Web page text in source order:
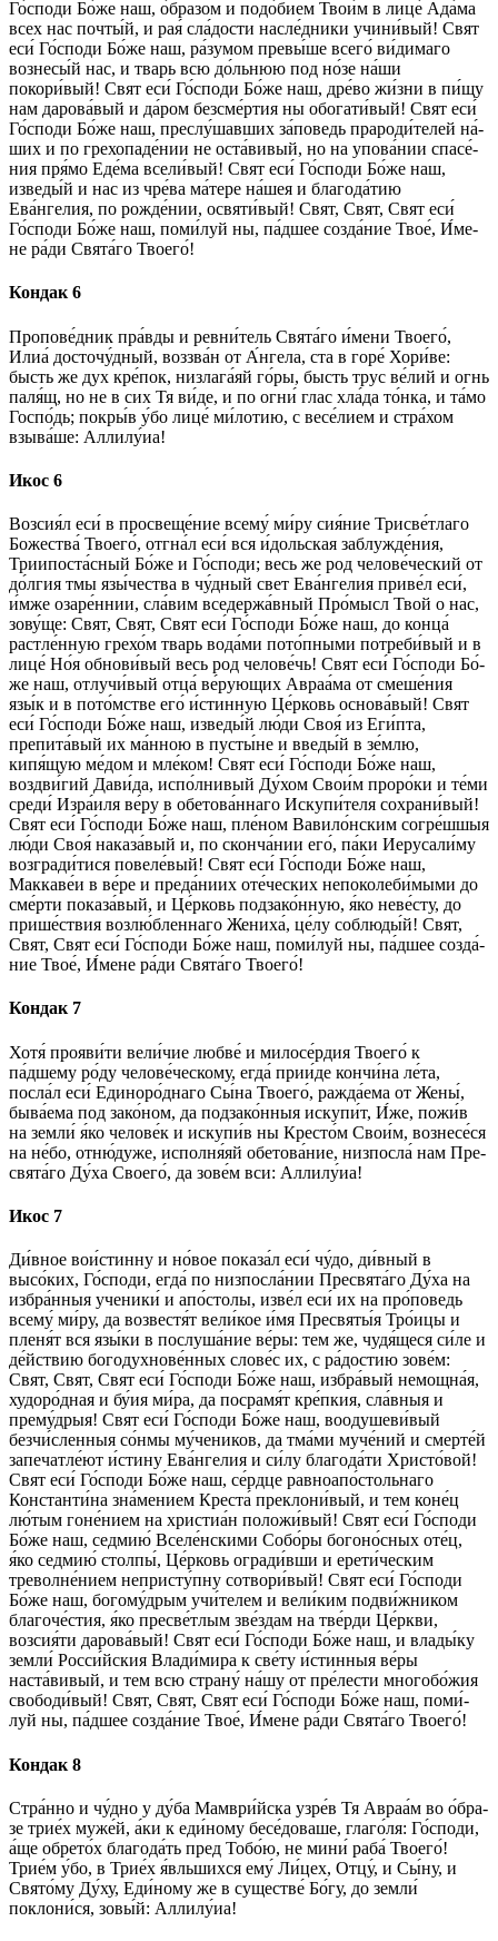
Го́с­по­ди Бо́­же наш, о́б­ра­зом и подо́бием Тво­и́м в лице́ Ада́ма
всех нас почты́й, и рая́ сла́дости на­сле́д­ни­ки учини́вый! Свят
еси́ Го́с­по­ди Бо́­же наш, ра́­зу­мом пре­вы́­ше всего́ ви́димаго
вознесы́й нас, и тварь всю до́льнюю под но́зе на́ши
покори́вый! Свят еси́ Го́с­по­ди Бо́­же наш, дре́­во жи́з­ни в пи́щу
нам да­ро­ва́­вый и да́ром без­сме́р­тия ны обогати́вый! Свят еси́
Го́с­по­ди Бо́­же наш, преслу́шавших за́поведь пра­ро­ди́­те­лей на́­
ших и по грехопаде́нии не оста́вивый, но на упова́нии спа­се́­
ния пря́­мо Еде́ма всели́вый! Свят еси́ Го́с­по­ди Бо́­же наш,
изведы́й и нас из чре́ва ма́­те­ре на́шея и бла­го­да́­тию
Ева́нгелия, по рожде́нии, освяти́вый! Свят, Свят, Свят еси́
Го́с­по­ди Бо́­же наш, по­ми́­луй ны, па́дшее со­зда́­ние Твое́, И́ме­
не ра́­ди Свя­та́­го Тво­его́!
Кондак 6
Про­по­ве́д­ник пра́в­ды и ревни́тель Свя­та́­го и́мени Тво­его́,
Илиа́ досточу́дный, воззва́н от А́н­ге­ла, ста в го­ре́ Хори́ве:
бысть же дух кре́пок, низлага́яй го́ры, бысть трус ве́­лий и огнь
паля́щ, но не в сих Тя ви́де, и по огни́ глас хла́да то́нка, и та́­мо
Гос­по́дь; покры́в у́бо лице́ ми́лотию, с ве­се́­ли­ем и стра́­хом
взыва́ше: Алли­лу́иа!
Икос 6
Возсия́л еси́ в про­све­ще́­ние все­му́ ми́­ру сия́ние Трисве́тлаго
Бо­же­ства́ Тво­его́, отгна́л еси́ вся и́дольская заблужде́ния,
Триипоста́сный Бо́­же и Го́с­по­ди; весь же род челове́ческий от
до́лгия тмы язы́чества в чу́д­ный свет Ева́нгелия приве́л еси́,
и́м­же озаре́ннии, сла́­вим вседержа́вный Про́мысл Твой о нас,
зо­ву́­ще: Свят, Свят, Свят еси́ Го́с­по­ди Бо́­же наш, до кон­ца́
растле́нную грехо́м тварь вода́ми пото́пными потреби́вый и в
лице́ Но́я обнови́вый весь род челове́чь! Свят еси́ Го́с­по­ди Бо́­
же наш, отлучи́вый от­ца́ ве́рующих Авраа́ма от смеше́ния
язы́к и в пото́мстве его́ и́стинную Це́р­ковь основа́вый! Свят
еси́ Го́с­по­ди Бо́­же наш, изведы́й лю́­ди Своя́ из Еги́пта,
препита́вый их ма́нною в пусты́не и введы́й в зе́м­лю,
кипя́щую ме́дом и мле́­ком! Свят еси́ Го́с­по­ди Бо́­же наш,
воздви́гий Дави́да, испо́лнивый Ду́­хом Сво­и́м про­ро́­ки и те́ми
среди́ Изра́иля ве́­ру в обетова́ннаго Искупи́теля сохрани́вый!
Свят еси́ Го́с­по­ди Бо́­же наш, пле́ном Вавило́нским согре́шшыя
лю́­ди Своя́ наказа́вый и, по сконча́нии его́, па́­ки Иерусали́му
возгради́тися повеле́вый! Свят еси́ Го́с­по­ди Бо́­же наш,
Маккаве́и в ве́­ре и преда́ниих оте́ческих непоколеби́мыми до
сме́р­ти показа́вый, и Це́р­ковь подзако́нную, я́ко неве́сту, до
прише́ствия возлю́бленнаго Жениха́, це́лу со­блю­ды́й! Свят,
Свят, Свят еси́ Го́с­по­ди Бо́­же наш, по­ми́­луй ны, па́дшее со­зда́­
ние Твое́, И́мене ра́­ди Свя­та́­го Тво­его́!
Кондак 7
Хо­тя́ прояви́ти ве­ли́­чие люб­ве́ и ми­ло­се́р­дия Тво­его́ к
па́дшему ро́ду челове́ческому, ег­да́ при­и́де кончи́на ле́та,
посла́л еси́ Единоро́днаго Сы́­на Тво­его́, ражда́ема от Жены́,
быва́ема под зако́ном, да подзако́нныя искупи́т, И́же, пожи́в
на зем­ли́ я́ко че­ло­ве́к и искупи́в ны Кресто́м Сво­и́м, вознесе́ся
на не́­бо, от­ню́­ду­же, ис­пол­ня́­яй обетова́ние, низпосла́ нам Пре­
свя­та́­го Ду́­ха Сво­его́, да зо­ве́м вси: Алли­лу́иа!
Икос 7
Ди́в­ное во­и́с­тин­ну и но́вое показа́л еси́ чу́­до, ди́вный в
высо́ких, Го́с­по­ди, ег­да́ по низпосла́нии Пре­свя­та́­го Ду́­ха на
избра́нныя ученики́ и апо́с­то­лы, изве́л еси́ их на про́поведь
все­му́ ми́­ру, да возвестя́т вели́кое и́мя Пре­свя­ты́я Тро́ицы и
пленя́т вся язы́ки в послуша́ние ве́­ры: тем же, чудя́­щеся си́­ле и
де́йствию богодухнове́нных сло­ве́с их, с ра́­дос­тию зо­ве́м:
Свят, Свят, Свят еси́ Го́с­по­ди Бо́­же наш, избра́вый немощна́я,
худоро́дная и бу́ия ми́­ра, да посрамя́т кре́пкия, сла́вныя и
прему́дрыя! Свят еси́ Го́с­по­ди Бо́­же наш, воодушеви́вый
безчи́сленныя со́нмы му́­че­ни­ков, да тма́ми му­че́­ний и смерте́й
запечатле́ют и́с­ти­ну Ева́нгелия и си́­лу бла­го­да́­ти Хри­сто́­вой!
Свят еси́ Го́с­по­ди Бо́­же наш, се́рд­це равноапо́стольнаго
Константи́на зна́мением Крес­та́ преклони́вый, и тем ко­не́ц
лю́тым гоне́нием на хри­сти­а́н по­ло­жи́­вый! Свят еси́ Го́с­по­ди
Бо́­же наш, седмию́ Вселе́нскими Собо́ры бо­го­но́с­ных оте́ц,
я́ко седмию́ столпы́, Це́р­ковь огради́вши и ерети́ческим
треволне́нием непристу́пну сотвори́вый! Свят еси́ Го́с­по­ди
Бо́­же наш, богому́дрым учи́телем и вели́ким подви́жником
бла­го­че́с­тия, я́ко пресве́тлым зве́здам на тве́р­ди Це́рк­ви,
возсия́ти да­ро­ва́­вый! Свят еси́ Го́с­по­ди Бо́­же наш, и вла­ды́­ку
зем­ли́ Рос­си́й­ския Влади́мира к све́­ту и́с­тин­ныя ве́­ры
наста́вивый, и тем всю стра­ну́ на́­шу от пре́­лес­ти мно­го­бо́­жия
свободи́вый! Свят, Свят, Свят еси́ Го́с­по­ди Бо́­же наш, по­ми́­
луй ны, па́дшее со­зда́­ние Твое́, И́ме­не ра́­ди Свя­та́­го Тво­его́!
Кондак 8
Стра́н­но и чу́дно у ду́ба Мамври́йска уз­ре́в Тя Авраа́м во о́б­ра­
зе трие́х муже́й, а́ки к еди́­но­му бесе́доваше, глаго́ля: Го́с­по­ди,
а́ще обрето́х бла­го­да́ть пред То­бо́ю, не мини́ раба́ Тво­его́!
Трие́м у́бо, в Трие́х я́вльшихся ему́ Ли́цех, Отцу́, и Сы́­ну, и
Свя­то́­му Ду́ху, Еди́­но­му же в существе́ Бо́­гу, до зем­ли́
поклони́ся, зо­вы́й: Алли­лу́иа!